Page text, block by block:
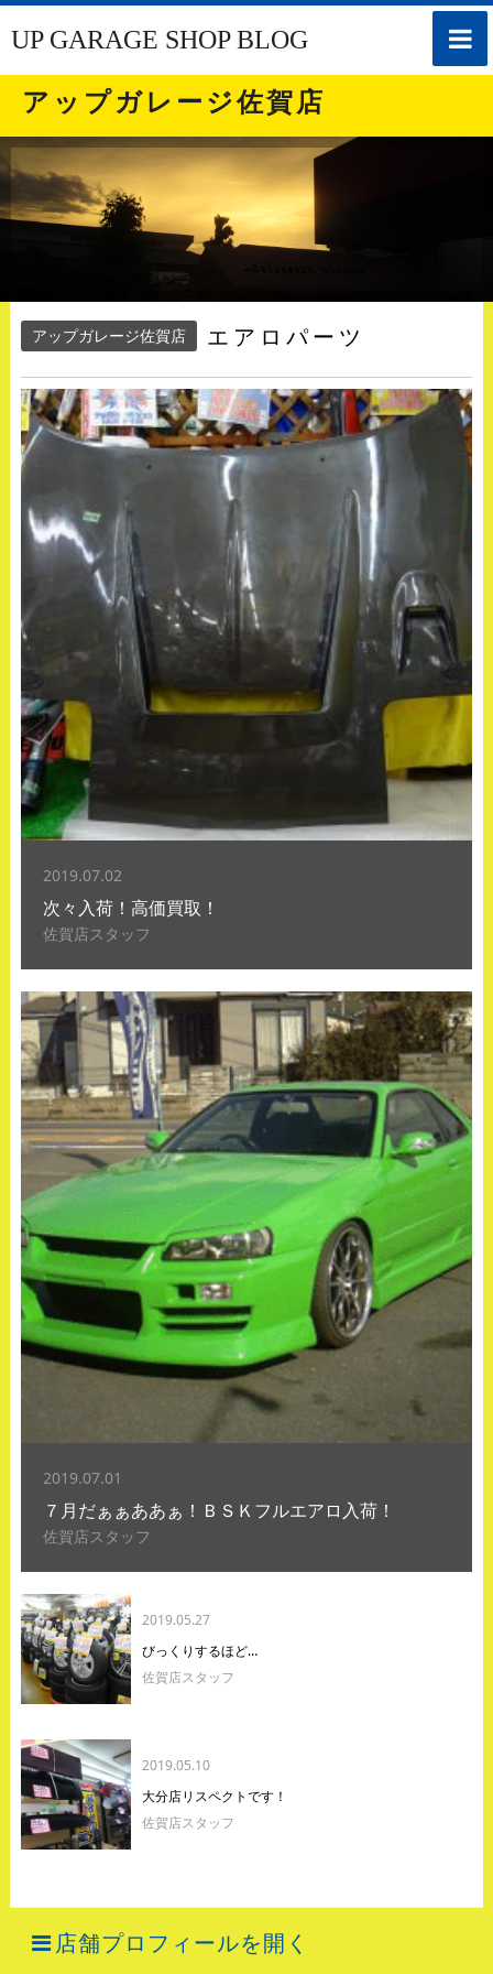
toggle
UP GARAGE SHOP BLOG
アップガレージ佐賀店
アップガレージ佐賀店 エアロパーツ
2019.07.02
次々入荷！高価買取！
佐賀店スタッフ
2019.07.01
７月だぁぁああぁ！ＢＳＫフルエアロ入荷！
佐賀店スタッフ
2019.05.27
びっくりするほど…
佐賀店スタッフ
2019.05.10
大分店リスペクトです！
佐賀店スタッフ
店舗プロフィールを開く